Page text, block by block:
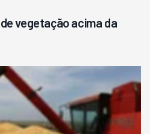
vegetação acima da